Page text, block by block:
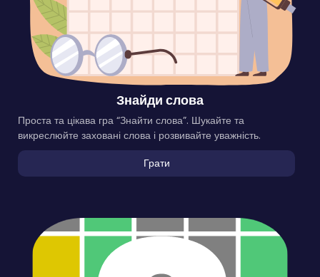
Знайди слова
Проста та цікава гра “Знайти слова”. Шукайте та
викреслюйте заховані слова і розвивайте уважність.
Грати